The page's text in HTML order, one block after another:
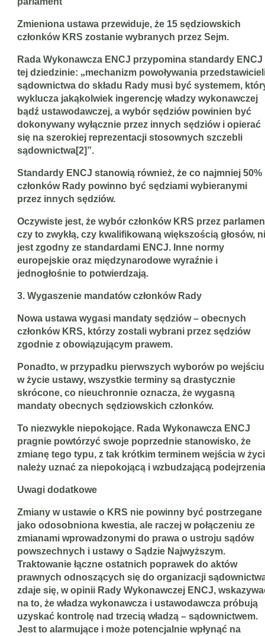
Zmieniona ustawa przewiduje, że 15 sędziowskich
członków KRS zostanie wybranych przez Sejm.
Rada Wykonawcza ENCJ przypomina standardy ENCJ
tej dziedzinie: „mechanizm powoływania
sądownictwa do składu Rady musi być systemem,
wyklucza jakąkolwiek ingerencję władzy wykonawczej
bądź ustawodawczej, a wybór sędziów powinien być
dokonywany wyłącznie przez innych sędziów i opierać
się na szerokiej reprezentacji stosownych szczebli
sądownictwa[2]”.
Standardy ENCJ stanowią również, że co najmniej 50%
członków Rady powinno być sędziami wybieranymi
przez innych sędziów.
Oczywiste jest, że wybór członków KRS przez
czy to zwykłą, czy kwalifikowaną większością głosów,
jest zgodny ze standardami ENCJ. Inne normy
europejskie oraz międzynarodowe wyraźnie i
jednogłośnie to potwierdzają.
3. Wygaszenie mandatów członków Rady
Nowa ustawa wygasi mandaty sędziów – obecnych
członków KRS, którzy zostali wybrani przez sędziów
zgodnie z obowiązującym prawem.
Ponadto, w przypadku pierwszych wyborów po wejściu
w życie ustawy, wszystkie terminy są drastycznie
skrócone, co nieuchronnie oznacza, że wygasną
mandaty obecnych sędziowskich członków.
To niezwykle niepokojące. Rada Wykonawcza ENCJ
pragnie powtórzyć swoje poprzednie stanowisko, że
zmianę tego typu, z tak krótkim terminem wejścia w
należy uznać za niepokojącą i wzbudzającą
Uwagi dodatkowe
Zmiany w ustawie o KRS nie powinny być postrzegane
jako odosobniona kwestia, ale raczej w połączeniu ze
zmianami wprowadzonymi do prawa o ustroju sądów
powszechnych i ustawy o Sądzie Najwyższym.
Traktowanie łączne ostatnich poprawek do aktów
prawnych odnoszących się do organizacji
zdaje się, w opinii Rady Wykonawczej ENCJ,
na to, że władza wykonawcza i ustawodawcza próbują
uzyskać kontrolę nad trzecią władzą – sądownictwem.
Jest to alarmujące i może potencjalnie wpłynąć na